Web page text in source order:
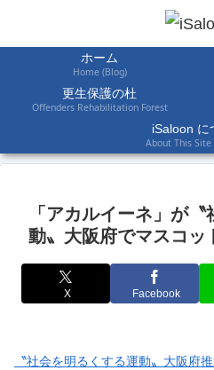
ホーム
Home (Blog)
更生保護の杜
Offenders Rehabilitation Forest
iSaloon に
About This Site
「アカルイーネ」が
動〟大阪府でマスコッ
X Facebook
〝社会を明るくする運動〟大阪府